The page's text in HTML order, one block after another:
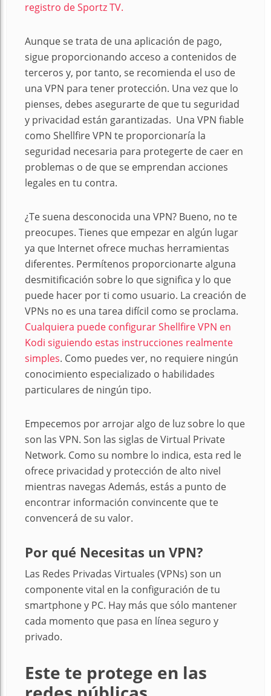
registro de Sportz TV.
Aunque se trata de una aplicación de pago,
sigue proporcionando acceso a contenidos de
terceros y, por tanto, se recomienda el uso de
una VPN para tener protección. Una vez que lo
pienses, debes asegurarte de que tu seguridad
y privacidad están garantizadas. Una VPN fiable
como Shellfire VPN te proporcionaría la
seguridad necesaria para protegerte de caer en
problemas o de que se emprendan acciones
legales en tu contra.
¿Te suena desconocida una VPN? Bueno, no te
preocupes. Tienes que empezar en algún lugar
ya que Internet ofrece muchas herramientas
diferentes. Permítenos proporcionarte alguna
desmitificación sobre lo que significa y lo que
puede hacer por ti como usuario. La creación de
VPNs no es una tarea difícil como se proclama.
Cualquiera puede configurar Shellfire VPN en
Kodi siguiendo estas instrucciones realmente
simples. Como puedes ver, no requiere ningún
conocimiento especializado o habilidades
particulares de ningún tipo.
Empecemos por arrojar algo de luz sobre lo que
son las VPN. Son las siglas de Virtual Private
Network. Como su nombre lo indica, esta red le
ofrece privacidad y protección de alto nivel
mientras navegas Además, estás a punto de
encontrar información convincente que te
convencerá de su valor.
Por qué Necesitas un VPN?
Las Redes Privadas Virtuales (VPNs) son un
componente vital en la configuración de tu
smartphone y PC. Hay más que sólo mantener
cada momento que pasa en línea seguro y
privado.
Este te protege en las